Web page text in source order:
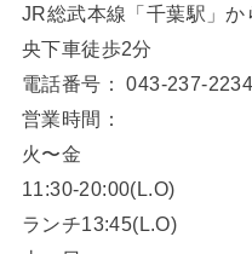
JR総武本線「千葉駅」
央下車徒歩2分
電話番号： 043-237-2234
営業時間：
火〜金
11:30-20:00(L.O)
ランチ13:45(L.O)